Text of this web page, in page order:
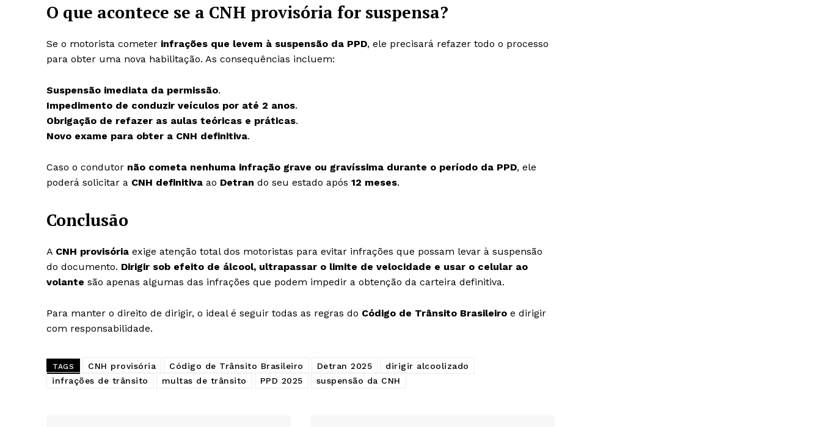
O que acontece se a CNH provisória for suspensa?
Se o motorista cometer infrações que levem à suspensão da PPD, ele precisará refazer todo o processo
para obter uma nova habilitação. As consequências incluem:
Suspensão imediata da permissão.
Impedimento de conduzir veículos por até 2 anos.
Obrigação de refazer as aulas teóricas e práticas.
Novo exame para obter a CNH definitiva.
Caso o condutor não cometa nenhuma infração grave ou gravíssima durante o período da PPD, ele
poderá solicitar a CNH definitiva ao Detran do seu estado após 12 meses.
Conclusão
A CNH provisória exige atenção total dos motoristas para evitar infrações que possam levar à suspensão
do documento. Dirigir sob efeito de álcool, ultrapassar o limite de velocidade e usar o celular ao
volante são apenas algumas das infrações que podem impedir a obtenção da carteira definitiva.
Para manter o direito de dirigir, o ideal é seguir todas as regras do Código de Trânsito Brasileiro e dirigir
com responsabilidade.
TAGS CNH provisória Código de Trânsito Brasileiro Detran 2025
dirigir alcoolizado
infrações de trânsito
multas de trânsito PPD 2025 suspensão da CNH